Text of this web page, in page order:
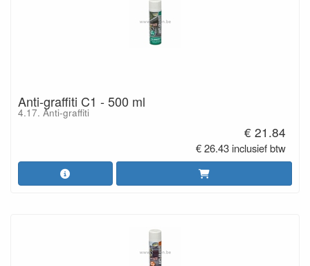
Anti-graffiti C1 - 500 ml
4.17. Anti-graffiti
€ 21.84
€ 26.43 inclusief btw